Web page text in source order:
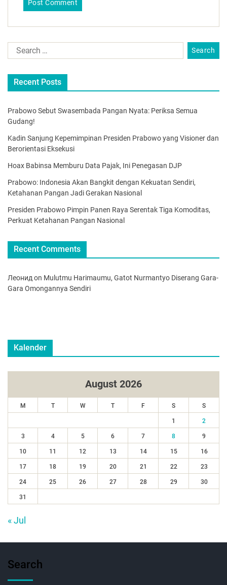
Recent Posts
Prabowo Sebut Swasembada Pangan Nyata: Periksa Semua
Gudang!
Kadin Sanjung Kepemimpinan Presiden Prabowo yang Visioner dan
Berorientasi Eksekusi
Hoax Babinsa Memburu Data Pajak, Ini Penegasan DJP
Prabowo: Indonesia Akan Bangkit dengan Kekuatan Sendiri,
Ketahanan Pangan Jadi Gerakan Nasional
Presiden Prabowo Pimpin Panen Raya Serentak Tiga Komoditas,
Perkuat Ketahanan Pangan Nasional
Recent Comments
Леонид on Mulutmu Harimaumu, Gatot Nurmantyo Diserang Gara-
Gara Omongannya Sendiri
Kalender
August 2026
M T W T F S S
1 2
3 4 5 6 7 8 9
10 11 12 13 14 15 16
17 18 19 20 21 22 23
24 25 26 27 28 29 30
31
« Jul
Search